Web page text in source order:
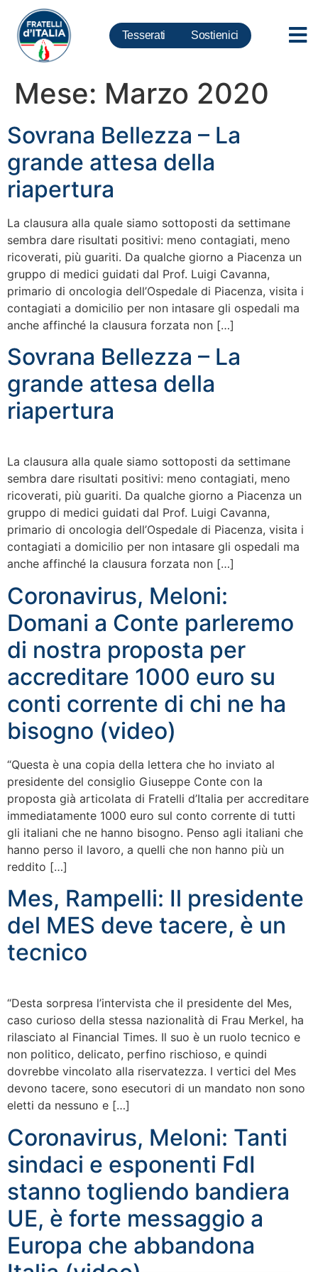
Tesserati Sostienici
Mese: Marzo 2020
Sovrana Bellezza – La
grande attesa della
riapertura
La clausura alla quale siamo sottoposti da settimane
sembra dare risultati positivi: meno contagiati, meno
ricoverati, più guariti. Da qualche giorno a Piacenza un
gruppo di medici guidati dal Prof. Luigi Cavanna,
primario di oncologia dell’Ospedale di Piacenza, visita i
contagiati a domicilio per non intasare gli ospedali ma
anche affinché la clausura forzata non […]
Sovrana Bellezza – La
grande attesa della
riapertura
La clausura alla quale siamo sottoposti da settimane
sembra dare risultati positivi: meno contagiati, meno
ricoverati, più guariti. Da qualche giorno a Piacenza un
gruppo di medici guidati dal Prof. Luigi Cavanna,
primario di oncologia dell’Ospedale di Piacenza, visita i
contagiati a domicilio per non intasare gli ospedali ma
anche affinché la clausura forzata non […]
Coronavirus, Meloni:
Domani a Conte parleremo
di nostra proposta per
accreditare 1000 euro su
conti corrente di chi ne ha
bisogno (video)
“Questa è una copia della lettera che ho inviato al
presidente del consiglio Giuseppe Conte con la
proposta già articolata di Fratelli d’Italia per accreditare
immediatamente 1000 euro sul conto corrente di tutti
gli italiani che ne hanno bisogno. Penso agli italiani che
hanno perso il lavoro, a quelli che non hanno più un
reddito […]
Mes, Rampelli: Il presidente
del MES deve tacere, è un
tecnico
“Desta sorpresa l’intervista che il presidente del Mes,
caso curioso della stessa nazionalità di Frau Merkel, ha
rilasciato al Financial Times. Il suo è un ruolo tecnico e
non politico, delicato, perfino rischioso, e quindi
dovrebbe vincolato alla riservatezza. I vertici del Mes
devono tacere, sono esecutori di un mandato non sono
eletti da nessuno e […]
Coronavirus, Meloni: Tanti
sindaci e esponenti FdI
stanno togliendo bandiera
UE, è forte messaggio a
Europa che abbandona